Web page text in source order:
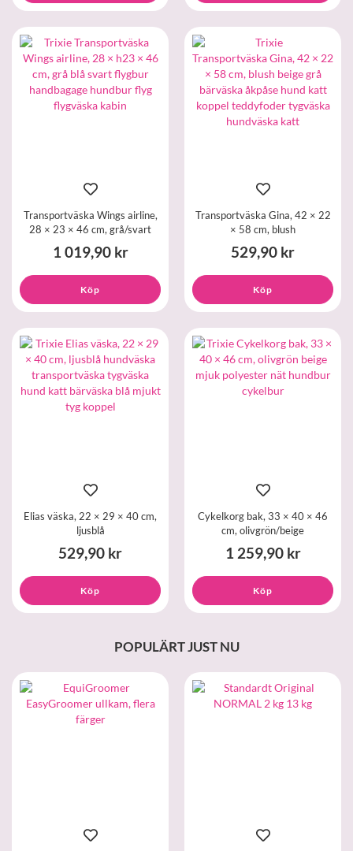
Transportväska Wings airline,
28 × 23 × 46 cm, grå/svart
1 019,90 kr
Köp
Transportväska Gina, 42 × 22
× 58 cm, blush
529,90 kr
Köp
Elias väska, 22 × 29 × 40 cm,
ljusblå
529,90 kr
Köp
Cykelkorg bak, 33 × 40 × 46
cm, olivgrön/beige
1 259,90 kr
Köp
POPULÄRT JUST NU